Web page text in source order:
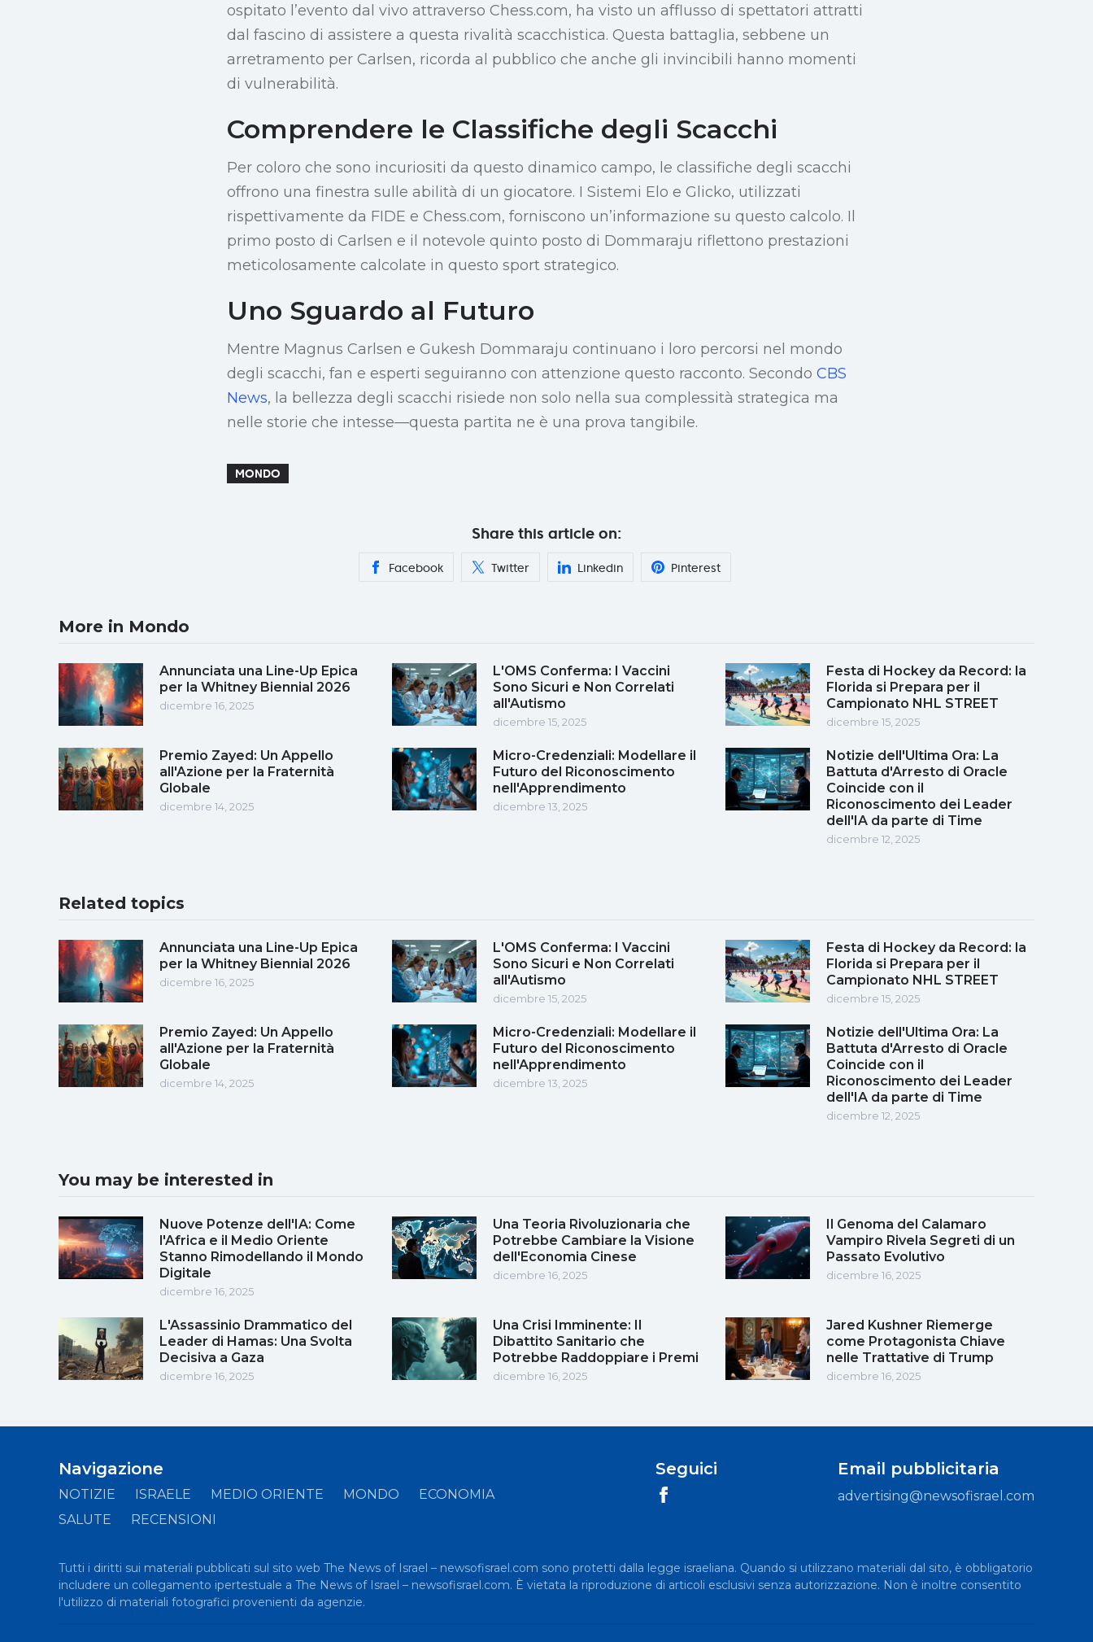
ospitato l’evento dal vivo attraverso Chess.com, ha visto un afflusso di spettatori attratti
dal fascino di assistere a questa rivalità scacchistica. Questa battaglia, sebbene un
arretramento per Carlsen, ricorda al pubblico che anche gli invincibili hanno momenti
di vulnerabilità.
Comprendere le Classifiche degli Scacchi
Per coloro che sono incuriositi da questo dinamico campo, le classifiche degli scacchi
offrono una finestra sulle abilità di un giocatore. I Sistemi Elo e Glicko, utilizzati
rispettivamente da FIDE e Chess.com, forniscono un’informazione su questo calcolo. Il
primo posto di Carlsen e il notevole quinto posto di Dommaraju riflettono prestazioni
meticolosamente calcolate in questo sport strategico.
Uno Sguardo al Futuro
Mentre Magnus Carlsen e Gukesh Dommaraju continuano i loro percorsi nel mondo
degli scacchi, fan e esperti seguiranno con attenzione questo racconto. Secondo CBS
News, la bellezza degli scacchi risiede non solo nella sua complessità strategica ma
nelle storie che intesse—questa partita ne è una prova tangibile.
MONDO
Share this article on:
Facebook Twitter Linkedin Pinterest
More in Mondo
Annunciata una Line-Up Epica
per la Whitney Biennial 2026
dicembre 16, 2025
L'OMS Conferma: I Vaccini
Sono Sicuri e Non Correlati
all'Autismo
dicembre 15, 2025
Festa di Hockey da Record: la
Florida si Prepara per il
Campionato NHL STREET
dicembre 15, 2025
Premio Zayed: Un Appello
all'Azione per la Fraternità
Globale
dicembre 14, 2025
Micro-Credenziali: Modellare il
Futuro del Riconoscimento
nell'Apprendimento
dicembre 13, 2025
Notizie dell'Ultima Ora: La
Battuta d'Arresto di Oracle
Coincide con il
Riconoscimento dei Leader
dell'IA da parte di Time
dicembre 12, 2025
Related topics
Annunciata una Line-Up Epica
per la Whitney Biennial 2026
dicembre 16, 2025
L'OMS Conferma: I Vaccini
Sono Sicuri e Non Correlati
all'Autismo
dicembre 15, 2025
Festa di Hockey da Record: la
Florida si Prepara per il
Campionato NHL STREET
dicembre 15, 2025
Premio Zayed: Un Appello
all'Azione per la Fraternità
Globale
dicembre 14, 2025
Micro-Credenziali: Modellare il
Futuro del Riconoscimento
nell'Apprendimento
dicembre 13, 2025
Notizie dell'Ultima Ora: La
Battuta d'Arresto di Oracle
Coincide con il
Riconoscimento dei Leader
dell'IA da parte di Time
dicembre 12, 2025
You may be interested in
Nuove Potenze dell'IA: Come
l'Africa e il Medio Oriente
Stanno Rimodellando il Mondo
Digitale
dicembre 16, 2025
Una Teoria Rivoluzionaria che
Potrebbe Cambiare la Visione
dell'Economia Cinese
dicembre 16, 2025
Il Genoma del Calamaro
Vampiro Rivela Segreti di un
Passato Evolutivo
dicembre 16, 2025
L'Assassinio Drammatico del
Leader di Hamas: Una Svolta
Decisiva a Gaza
dicembre 16, 2025
Una Crisi Imminente: Il
Dibattito Sanitario che
Potrebbe Raddoppiare i Premi
dicembre 16, 2025
Jared Kushner Riemerge
come Protagonista Chiave
nelle Trattative di Trump
dicembre 16, 2025
Navigazione
NOTIZIE ISRAELE MEDIO ORIENTE MONDO
ECONOMIA
SALUTE
RECENSIONI
Seguici Email pubblicitaria
advertising@newsofisrael.com
Tutti i diritti sui materiali pubblicati sul sito web The News of Israel – newsofisrael.com sono protetti dalla legge israeliana. Quando si utilizzano materiali dal sito, è obbligatorio
includere un collegamento ipertestuale a The News of Israel – newsofisrael.com. È vietata la riproduzione di articoli esclusivi senza autorizzazione. Non è inoltre consentito
l'utilizzo di materiali fotografici provenienti da agenzie.